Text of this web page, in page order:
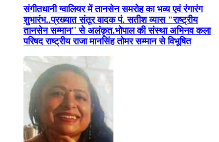
संगीतधानी ग्वालियर में तानसेन समरोह का भव्य एवं रंगारंग
शुभारंभ..प्रख्यात संतूर वादक पं. सतीश व्यास "राष्ट्रीय
तानसेन सम्मान'' से अलंकृत.भोपाल की संस्था अभिनव कला
परिषद राष्ट्रीय राजा मानसिंह तोमर सम्मान से विभूषित